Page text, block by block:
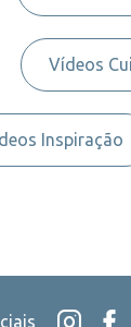
Vídeos
Inspiração